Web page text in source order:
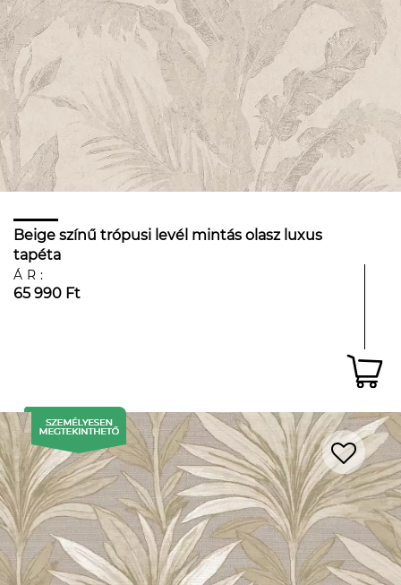
Beige színű trópusi levél mintás olasz luxus
tapéta
ÁR:
65 990 Ft